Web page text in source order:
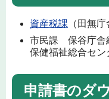
資産税課 （田無
市民課 保谷庁舎
保健福祉総合セ
申請書のダ